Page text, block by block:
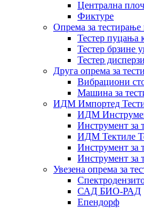
Централна
Фиктуре
Опрема за тестирање
Тестер пуцања
Тестер брзине
Тестер
Друга опрема за
Вибрациони
Машина за
ИДМ Импортед
ИДМ
Инструмент за
ИДМ Тектиле
Инструмент за
Инструмент
Увезена опрема за
САД БИО-РАД
Епендорф